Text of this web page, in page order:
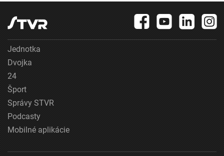
Jednotka
Dvojka
24
Šport
Správy STVR
Podcasty
Mobilné aplikácie